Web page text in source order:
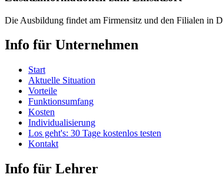
Die Ausbildung findet am Firmensitz und den Filialen in
Info für Unternehmen
Start
Aktuelle Situation
Vorteile
Funktionsumfang
Kosten
Individualisierung
Los geht's: 30 Tage kostenlos testen
Kontakt
Info für Lehrer